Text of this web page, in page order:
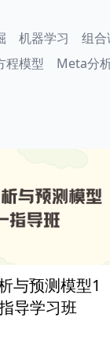
机器学习 组合
程模型 Meta分
与预测模型1
导学习班